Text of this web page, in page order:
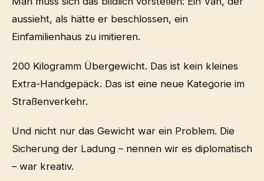
aussieht, als hätte er beschlossen, ein
Einfamilienhaus zu imitieren.
200 Kilogramm Übergewicht. Das ist kein kleines
Extra-Handgepäck. Das ist eine neue Kategorie im
Straßenverkehr.
Und nicht nur das Gewicht war ein Problem. Die
Sicherung der Ladung – nennen wir es diplomatisch
– war kreativ.